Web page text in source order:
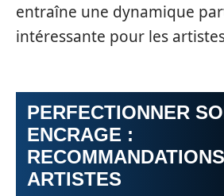
entraîne une dynamique
intéressante pour les
PERFECTIONNER
ENCRAGE :
ARTISTES